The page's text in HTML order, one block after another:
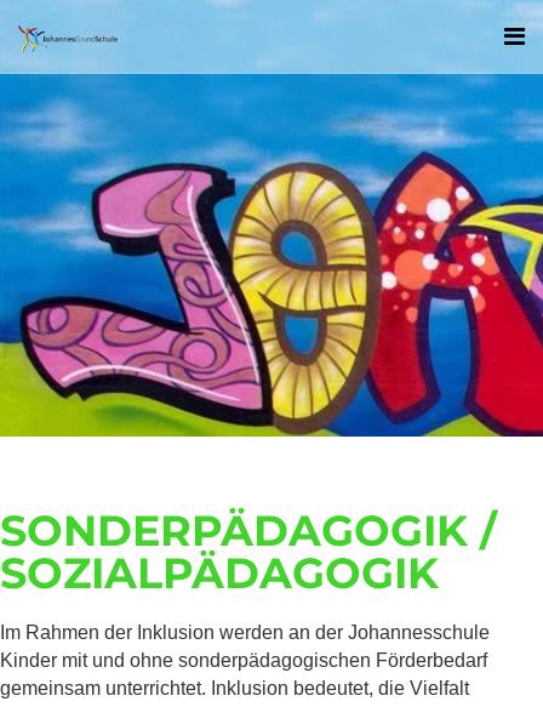
SONDERPÄDAGOGIK /
SOZIALPÄDAGOGIK
Im Rahmen der Inklusion werden an der Johannesschule
Kinder mit und ohne sonderpädagogischen Förderbedarf
gemeinsam unterrichtet. Inklusion bedeutet, die Vielfalt